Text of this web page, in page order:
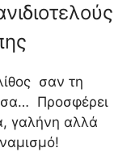
σαν τη
Προσφέρει
γαλήνη αλλά